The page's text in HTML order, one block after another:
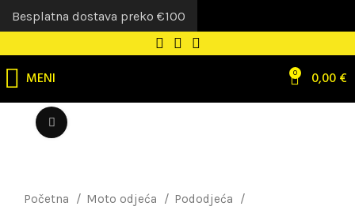
MENI 0 0,00€
Početna Moto odjeća
Pododjeća
Besplatna dostava preko €100